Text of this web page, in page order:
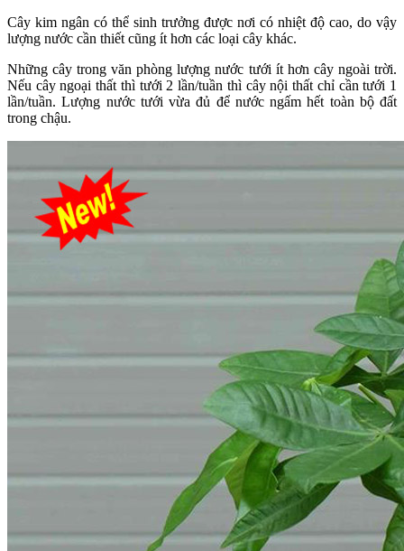
Cây kim ngân có thể sinh trưởng được nơi có nhiệt độ cao, do vậy
lượng nước cần thiết cũng ít hơn các loại cây khác.
Những cây trong văn phòng lượng nước tưới ít hơn cây ngoài trời.
Nếu cây ngoại thất thì tưới 2 lần/tuần thì cây nội thất chỉ cần tưới 1
lần/tuần. Lượng nước tưới vừa đủ để nước ngấm hết toàn bộ đất
trong chậu.